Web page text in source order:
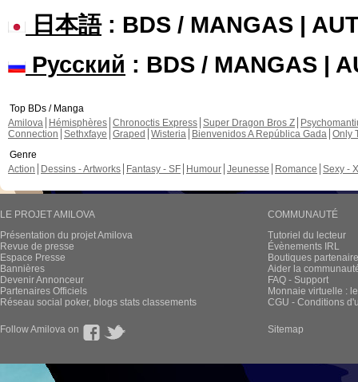
日本語: BDS / MANGAS |
Русский : BDS / MANGAS |
Top BDs / Manga
Amilova
Hémisphères Chronoctis Express Super Dragon Bros Z
Connection Sethxfaye Graped Wisteria Bienvenidos A República Gada Only
Genre
Action
Dessins - Artworks Fantasy - SF Humour Jeunesse Romance Sexy -
LE PROJET AMILOVA
Présentation du projet Amilova
Revue de presse
Espace Presse
Bannières
Devenir Annonceur
Partenaires Officiels
Réseau social poker, blogs stats classements
COMMUNAUTÉ
Tutoriel du lecteur
Évènements IRL
Boutiques
Aider la
FAQ - Support
Monnaie virtuelle :
CGU - Conditions
Follow Amilova on Sitemap